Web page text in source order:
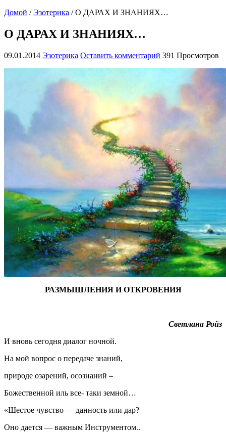
Домой / Эзотерика / О ДАРАХ И ЗНАНИЯХ…
О ДАРАХ И ЗНАНИЯХ…
09.01.2014 Эзотерика Оставить комментарий 391 Просмотров
РАЗМЫШЛЕНИЯ И ОТКРОВЕНИЯ
Светлана Ройз
И вновь сегодня диалог ночной.
На мой вопрос о передаче знаний,
природе озарений, осознаний –
Божественной иль все- таки земной…
«Шестое чувство — данность или дар?
Оно дается — важным Инструментом..